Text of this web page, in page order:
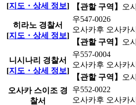
[지도・상세 정보] 【관할 구역】 오
히라노 경찰서
[지도・상세 정보]
우547-0026
오사카후 오사카
【관할 구역】 오
니시나리 경찰서
[지도・상세 정보]
우557-0004
오사카후 오사카
【관할 구역】
오
오사카 스이조 경
찰서
우552-0022
오사카후 오사카